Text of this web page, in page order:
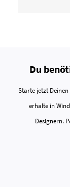
Du
Starte jetzt
erhalte in
Designern.